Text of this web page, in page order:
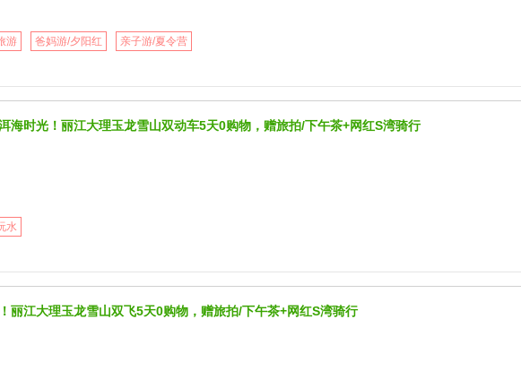
游 爸妈游/夕阳红 亲子游/夏令营
海时光！丽江大理玉龙雪山双动车5天0购物，赠旅拍/下午茶+网红S湾骑行
水
丽江大理玉龙雪山双飞5天0购物，赠旅拍/下午茶+网红S湾骑行